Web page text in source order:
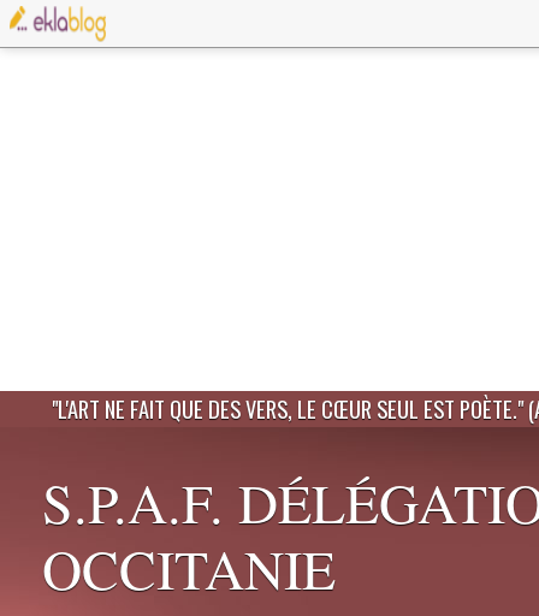
"L'ART NE FAIT QUE DES VERS, LE CŒUR SEUL EST POÈTE."
S.P.A.F.
OCCITANIE